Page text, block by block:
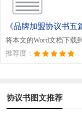
《品牌加盟协议书五
将本文的Word文档下载
推荐度：
协议书图文推荐